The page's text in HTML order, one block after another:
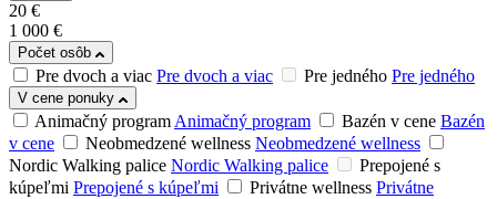
20 €
1 000 €
Počet osôb
Pre dvoch a viac Pre dvoch a viac Pre jedného Pre jedného
V cene ponuky
Animačný programAnimačný program Bazén v cene Bazén
v cene
Neobmedzené wellness Neobmedzené wellness
Nordic Walking palice Nordic Walking palice
Prepojené s
kúpeľmi Prepojené s kúpeľmi Privátne wellness Privátne